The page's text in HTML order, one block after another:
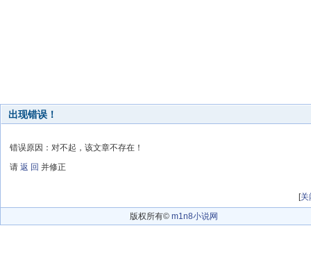
出现错误！
错误原因：对不起，该文章不存在！
请 返 回 并修正
[关
版权所有© m1n8小说网